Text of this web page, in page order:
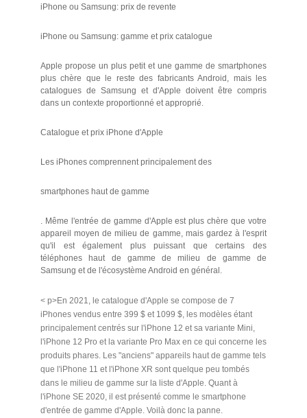
iPhone ou Samsung: prix de revente
iPhone ou Samsung: gamme et prix catalogue
Apple propose un plus petit et une gamme de smartphones
plus chère que le reste des fabricants Android, mais les
catalogues de Samsung et d'Apple doivent être compris
dans un contexte proportionné et approprié.
Catalogue et prix iPhone d'Apple
Les iPhones comprennent principalement des
smartphones haut de gamme
. Même l'entrée de gamme d'Apple est plus chère que votre
appareil moyen de milieu de gamme, mais gardez à l'esprit
qu'il est également plus puissant que certains des
téléphones haut de gamme de milieu de gamme de
Samsung et de l'écosystème Android en général.
< p>En 2021, le catalogue d'Apple se compose de 7
iPhones vendus entre 399 $ et 1099 $, les modèles étant
principalement centrés sur l'iPhone 12 et sa variante Mini,
l'iPhone 12 Pro et la variante Pro Max en ce qui concerne les
produits phares. Les "anciens" appareils haut de gamme tels
que l'iPhone 11 et l'iPhone XR sont quelque peu tombés
dans le milieu de gamme sur la liste d'Apple. Quant à
l'iPhone SE 2020, il est présenté comme le smartphone
d'entrée de gamme d'Apple. Voilà donc la panne.